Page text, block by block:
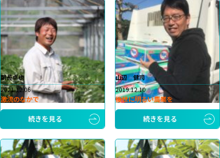
朝長卓也
2021.12.06
激流のなかで
続きを見る
山辺 健司
2019.12.10
後世に明るい農業を
続きを見る